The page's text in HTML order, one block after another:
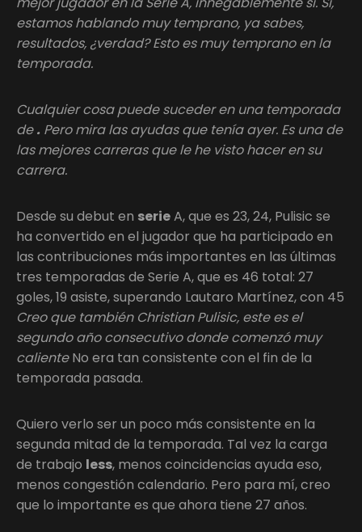
estamos hablando muy temprano, ya sabes,
resultados, ¿verdad? Esto es muy temprano en la
temporada.
Cualquier cosa puede suceder en una temporada
de. Pero mira las ayudas que tenía ayer. Es una de
las mejores carreras que le he visto hacer en su
carrera.
Desde su debut en serieA, que es 23, 24, Pulisic se
ha convertido en el jugador que ha participado en
las contribuciones más importantes en las últimas
tres temporadas de Serie A, que es 46 total: 27
goles, 19 asiste, superando Lautaro Martínez, con 45
Creo que también Christian Pulisic, este es el
segundo año consecutivo donde comenzó muy
calienteNo era tan consistente con el fin de la
temporada pasada.
Quiero verlo ser un poco más consistente en la
segunda mitad de la temporada. Tal vez la carga
de trabajo less, menos coincidencias ayuda eso,
menos congestión calendario. Pero para mí, creo
que lo importante es que ahora tiene 27 años.